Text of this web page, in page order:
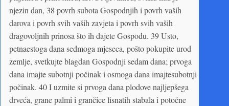
njezin dan, 38 povrh subota Gospodnjih i povrh vaših
darova i povrh svih vaših zavjeta i povrh svih vaših
dragovoljnih prinosa što ih dajete Gospodu. 39 Usto,
petnaestoga dana sedmoga mjeseca, pošto pokupite urod
zemlje, svetkujte blagdan Gospodnji sedam dana; prvoga
dana imajte subotnji počinak i osmoga dana imajtesubotnji
počinak. 40 I uzmite si prvoga dana plodove najljepšega
drveća, grane palmi i grančice lisnatih stabala i potočne